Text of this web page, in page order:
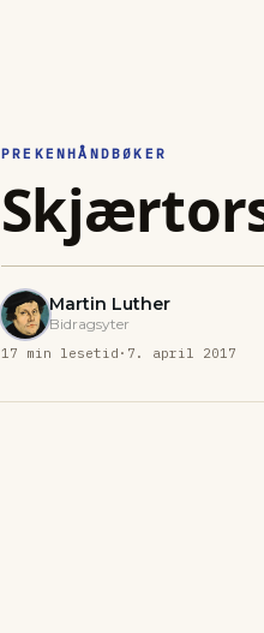
PREKENHÅNDBØKER
Martin Luther
Bidragsyter
17 min lesetid · 7. april 2017